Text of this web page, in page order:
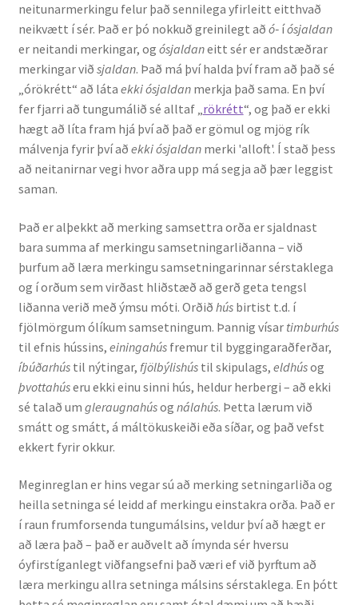
Samstarfsverkefni
Styrkir og verðlaun
Utan Háskólans
Verkefnisstjórn
Þjónusta
Rannsóknir
Máltækni
Orðalyklar og orðafar
Orðhlutafræði
Samtímasetningafræði
Söguleg setningafræði
Hljóð og hljóðkerfi
Staða íslenskunnar
Ritverk og erindi
neitunarmerkingu felur það sennilega yfirleitt eitthvað
neikvætt í sér. Það er þó nokkuð greinilegt að ó‑íósjaldan
er neitandi merkingar, og ósjaldaneitt sér er andstæðrar
merkingar við sjaldan. Það má því halda því fram að það sé
„órökrétt“ að láta ekki ósjaldanmerkja það sama. En því
fer fjarri að tungumálið sé alltaf „rökrétt“, og það er ekki
hægt að líta fram hjá því að það er gömul og mjög rík
málvenja fyrir því að ekki ósjaldanmerki 'alloft'. Í stað þess
að neitanirnar vegi hvor aðra upp má segja að þær leggist
saman.
Það er alþekkt að merking samsettra orða er sjaldnast
bara summa af merkingu samsetningarliðanna – við
þurfum að læra merkingu samsetningarinnar sérstaklega
og í orðum sem virðast hliðstæð að gerð geta tengsl
liðanna verið með ýmsu móti. Orðið húsbirtist t.d. í
fjölmörgum ólíkum samsetningum. Þannig vísar timburhús
til efnis hússins, einingahús fremur til byggingaraðferðar,
íbúðarhústil nýtingar, fjölbýlishús til skipulags, eldhúsog
þvottahúseru ekki einu sinni hús, heldur herbergi – að ekki
sé talað um gleraugnahúsog nálahús. Þetta lærum við
smátt og smátt, á máltökuskeiði eða síðar, og það vefst
ekkert fyrir okkur.
Meginreglan er hins vegar sú að merking setningarliða og
heilla setninga sé leidd af merkingu einstakra orða. Það er
í raun frumforsenda tungumálsins, veldur því að hægt er
að læra það – það er auðvelt að ímynda sér hversu
óyfirstíganlegt viðfangsefni það væri ef við þyrftum að
læra merkingu allra setninga málsins sérstaklega. En þótt